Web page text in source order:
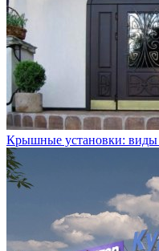
Крышные установки: